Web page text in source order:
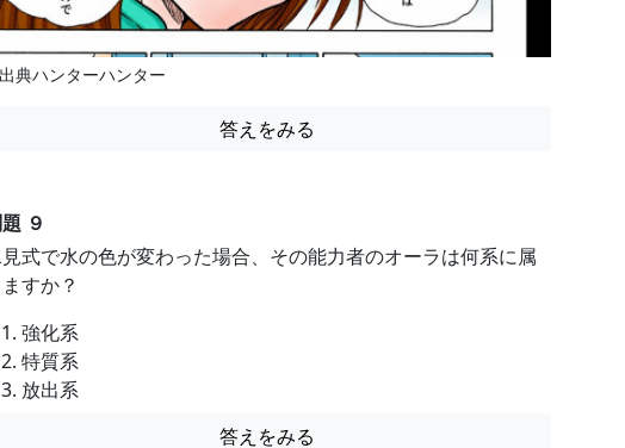
典ハンターハンター
答えをみる
９
式で水の色が変わった場合、その能力者のオーラは何系に属
すか？
強化系
特質系
放出系
答えをみる